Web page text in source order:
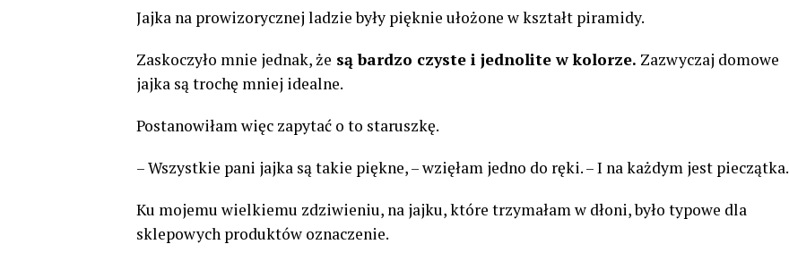
Jajka na prowizorycznej ladzie były pięknie ułożone w kształt piramidy.
Zaskoczyło mnie jednak, że są bardzo czyste i jednolite w kolorze. Zazwyczaj domowe
jajka są trochę mniej idealne.
Postanowiłam więc zapytać o to staruszkę.
– Wszystkie pani jajka są takie piękne, – wzięłam jedno do ręki. – I na każdym jest pieczątka.
Ku mojemu wielkiemu zdziwieniu, na jajku, które trzymałam w dłoni, było typowe dla
sklepowych produktów oznaczenie.